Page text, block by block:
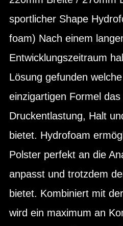
sportlicher Shape
foam) Nach einem
Entwicklungszeitraum
Lösung gefunden
einzigartigen Formel
Druckentlastung, Halt
bietet. Hydrofoam
Polster perfekt an die
anpasst und trotzdem
bietet. Kombiniert mit
wird ein maximum an